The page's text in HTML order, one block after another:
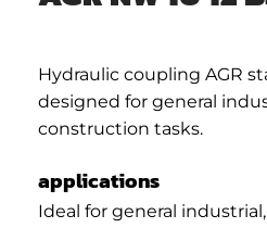
Hydraulic coupling AGR
designed for general
construction tasks.
applications
Ideal for general